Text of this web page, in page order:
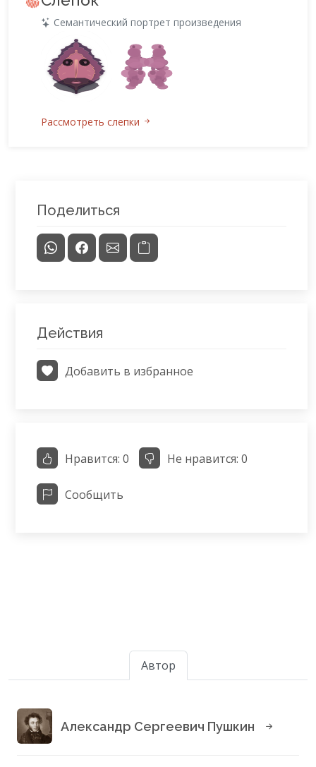
Семантический портрет произведения
Рассмотреть слепки
Поделиться
Действия
Добавить в избранное
Нравится: 0 Не нравится: 0
Сообщить
Автор
Александр Сергеевич Пушкин